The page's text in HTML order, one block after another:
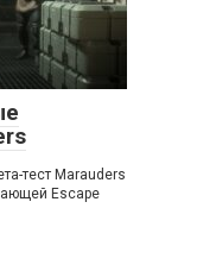
тест Marauders
Escape